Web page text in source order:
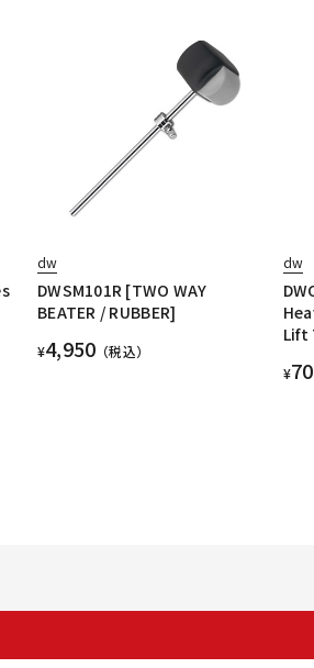
dw
DWSM101R [TWO WAY
BEATER / RUBBER]
¥4,950 （税込）
dw
Lift
¥